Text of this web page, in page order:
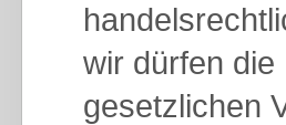
wir dürfen
gesetzlichen